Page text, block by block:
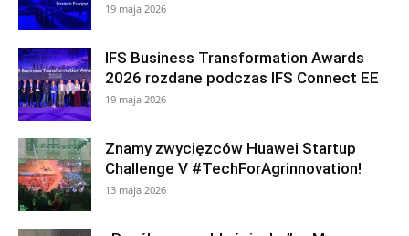
19 maja 2026
IFS Business Transformation Awards
2026 rozdane podczas IFS Connect EE
19 maja 2026
Znamy zwycięzców Huawei Startup
Challenge V #TechForAgrinnovation!
13 maja 2026